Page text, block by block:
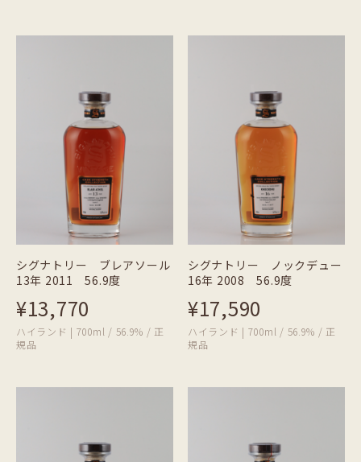
シグナトリー ブレアソール
13年 2011 56.9度
¥13,770
ハイランド | 700ml / 56.9% / 正
規品
シグナトリー ノックデュー
16年 2008 56.9度
¥17,590
ハイランド | 700ml / 56.9% / 正
規品